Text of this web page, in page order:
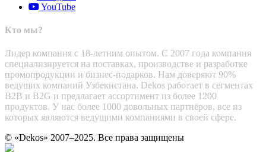
YouTube
Кто мы?
Лидер компания с 18-летним опытом. С 2007 года компания
специализируется на поставках, производстве и разработке
промопродукции и бизнес-подарков. Нам доверяют 90%
ведущих компаний Узбекистана. Dekos работает в сегментах
B2B и B2G и предлагает ассортимент из более 1200
продуктов. У нас более 1000 довольных партнёров, все из
которых являются ведущими компаниями в своей сфере.
© «Dekos» 2007–2025. Все права защищены